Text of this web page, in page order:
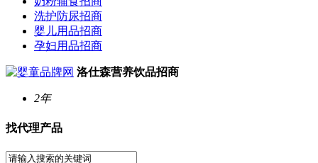
洗护防尿招商
婴儿用品招商
孕妇用品招商
洛仕森营养饮品招商
2年
找代理产品